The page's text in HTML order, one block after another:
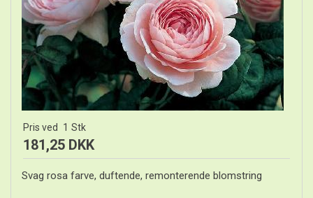
Pris ved 1 Stk
181,25 DKK
Svag rosa farve, duftende, remonterende blomstring